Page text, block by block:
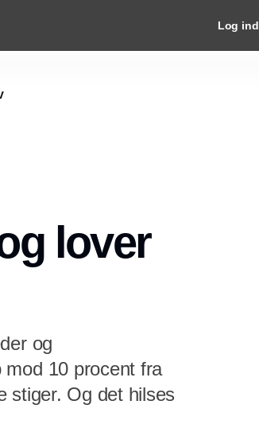
Log ind
lover
og
10 procent fra
stiger. Og det hilses